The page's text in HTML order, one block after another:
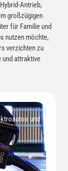
Antrieb,
großzügigen
für Familie und
nutzen möchte,
verzichten zu
und attraktive
und